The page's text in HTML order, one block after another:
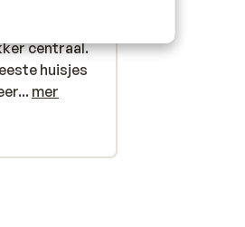
met
en bar
centraal.
huisjes
gebbqt
geen
uit en is
met
en bar
centraal.
huisjes
mer